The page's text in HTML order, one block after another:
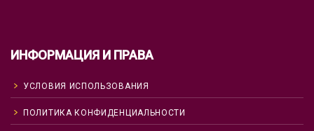
ИНФОРМАЦИЯ И ПРАВА
УСЛОВИЯ ИСПОЛЬЗОВАНИЯ
ПОЛИТИКА КОНФИДЕНЦИАЛЬНОСТИ